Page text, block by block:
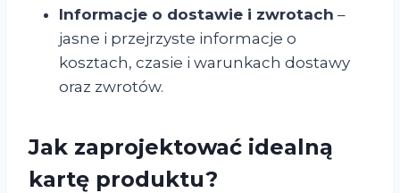
Informacje o dostawie i zwrotach –
jasne i przejrzyste informacje o
kosztach, czasie i warunkach dostawy
oraz zwrotów.
Jak zaprojektować idealną
kartę produktu?